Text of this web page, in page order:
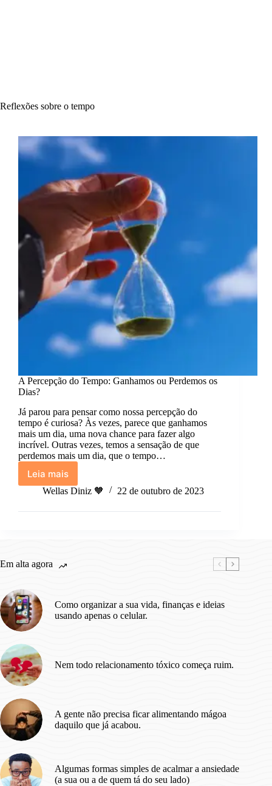
Reflexões sobre o tempo
A Percepção do Tempo: Ganhamos ou Perdemos os
Dias?
Já parou para pensar como nossa percepção do
tempo é curiosa? Às vezes, parece que ganhamos
mais um dia, uma nova chance para fazer algo
incrível. Outras vezes, temos a sensação de que
perdemos mais um dia, que o tempo…
Leia mais
A
Percepção
Tempo:
Dias?
Wellas Diniz 🧡 22 de outubro de 2023
Em alta agora
Como organizar a sua vida, finanças e ideias
usando apenas o celular.
Nem todo relacionamento tóxico começa ruim.
A gente não precisa ficar alimentando mágoa
daquilo que já acabou.
Algumas formas simples de acalmar a ansiedade
(a sua ou a de quem tá do seu lado)